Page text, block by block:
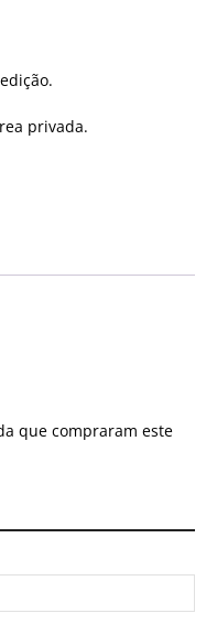
privada.
que compraram este